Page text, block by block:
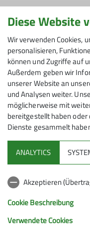
Tourenleitung:
Eine ausdrücklich
zu der sich die 15
Habach - gelegen
einfanden. Durch
zur Aidlinger Höhe,
Alpenpanorama bot.
über den
schließlich hinunter
der Riegsee bei
Biergarten, der bei
Sonnenschein zur
dahin noch nicht
bewältigt, sodass es
Diese Website
Wir verwenden Cookies,
personalisieren,
können und Zugriffe auf
Außerdem geben wir
unserer Website an
und Analysen weiter.
möglicherweise mit
bereitgestellt haben oder
Dienste gesammelt
ANALYTICS
Akzeptieren
Cookie Beschreibung
Verwendete Cookies